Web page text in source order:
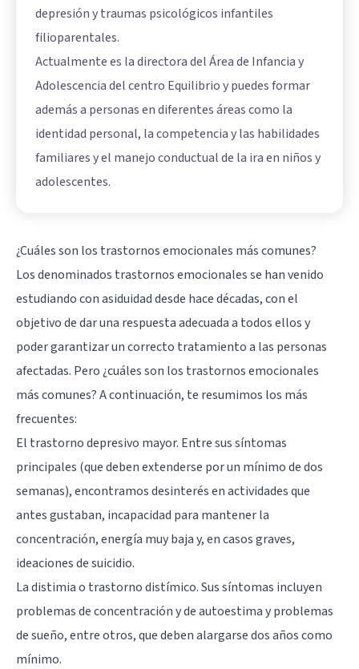
depresión y traumas psicológicos infantiles
filioparentales.
Actualmente es la directora del Área de Infancia y
Adolescencia del centro Equilibrio y puedes formar
además a personas en diferentes áreas como la
identidad personal, la competencia y las habilidades
familiares y el manejo conductual de la ira en niños y
adolescentes.
¿Cuáles son los trastornos emocionales más comunes?
Los denominados trastornos emocionales se han venido
estudiando con asiduidad desde hace décadas, con el
objetivo de dar una respuesta adecuada a todos ellos y
poder garantizar un correcto tratamiento a las personas
afectadas. Pero ¿cuáles son los trastornos emocionales
más comunes? A continuación, te resumimos los más
frecuentes:
El trastorno depresivo mayor. Entre sus síntomas
principales (que deben extenderse por un mínimo de dos
semanas), encontramos desinterés en actividades que
antes gustaban, incapacidad para mantener la
concentración, energía muy baja y, en casos graves,
ideaciones de suicidio.
La distimia o trastorno distímico. Sus síntomas incluyen
problemas de concentración y de autoestima y problemas
de sueño, entre otros, que deben alargarse dos años como
mínimo.